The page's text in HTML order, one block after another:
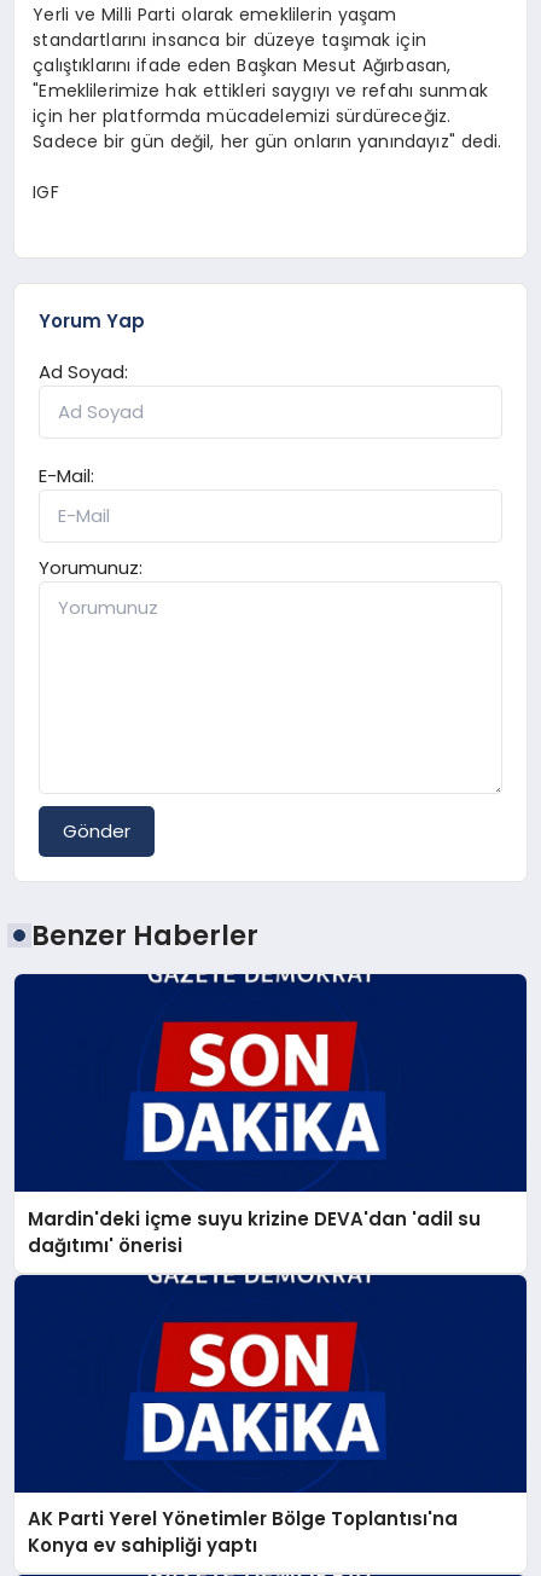
Yerli ve Milli Parti olarak emeklilerin yaşam
standartlarını insanca bir düzeye taşımak için
çalıştıklarını ifade eden Başkan Mesut Ağırbasan,
"Emeklilerimize hak ettikleri saygıyı ve refahı sunmak
için her platformda mücadelemizi sürdüreceğiz.
Sadece bir gün değil, her gün onların yanındayız" dedi.
IGF
Yorum Yap
Ad Soyad:
E-Mail:
Yorumunuz:
Gönder
Benzer Haberler
Mardin'deki içme suyu krizine DEVA'dan 'adil su
dağıtımı' önerisi
AK Parti Yerel Yönetimler Bölge Toplantısı'na
Konya ev sahipliği yaptı